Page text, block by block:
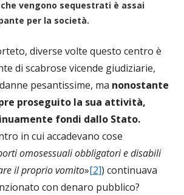
vengono sequestrati è assai
per la società.
diverse volte questo centro è
di scabrose vicende giudiziarie,
pesantissime, ma nonostante
proseguito la sua attività,
fondi dallo Stato.
in cui accadevano cose
omosessuali obbligatori e disabili
il proprio vomito»[2]) continuava
con denaro pubblico?